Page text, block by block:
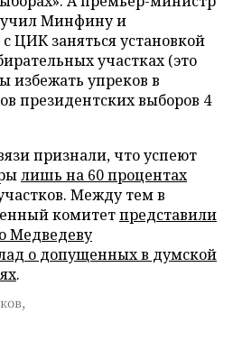
Минфину и
ЦИК заняться установкой
участках (это
избежать упреков в
президентских выборов 4
признали, что успеют
лишь на 60 процентах
Между тем в
комитетпредставили
Медведеву
о допущенных в думской
.